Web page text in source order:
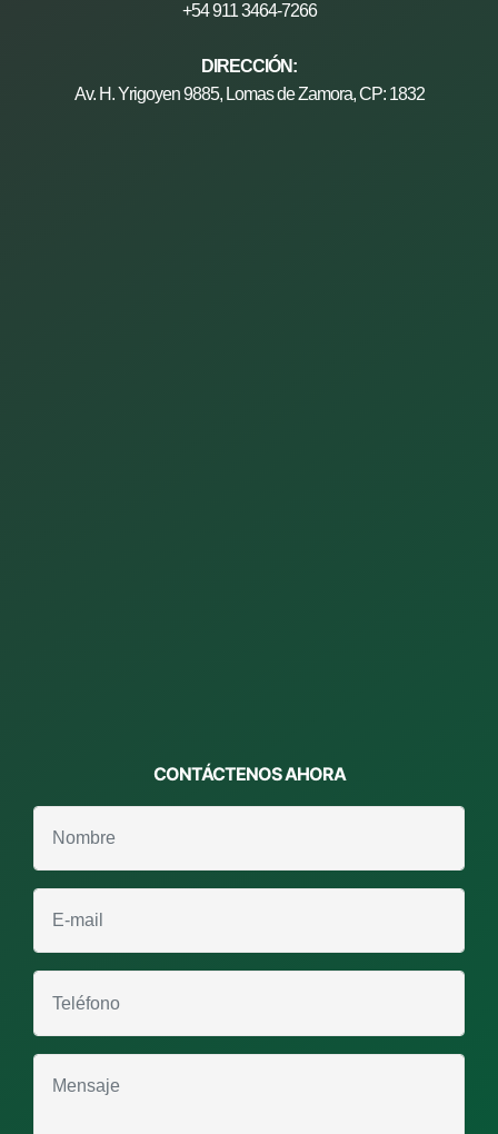
+54 911 3464-7266
DIRECCIÓN:
Av. H. Yrigoyen 9885, Lomas de Zamora, CP: 1832
CONTÁCTENOSAHORA